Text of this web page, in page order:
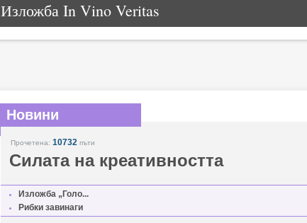
Изложба In Vino Veritas
Новини
Прочетена: 10732 пъти
Силата на креативността
Изложба „Голо...
Рибки завинаги